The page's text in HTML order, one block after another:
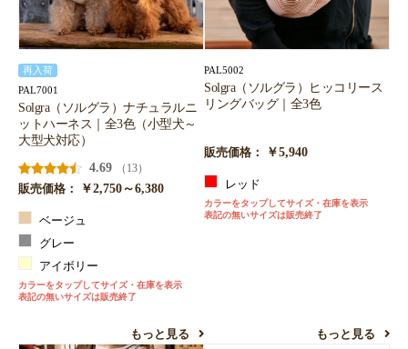
再入荷
PAL7001
Solgra（ソルグラ）ナチュラルニ
ットハーネス｜全3色（小型犬～
大型犬対応）
4.69
（13）
販売価格：
￥2,750～6,380
ベージュ
グレー
アイボリー
カラーをタップしてサイズ・在庫を表示
表記の無いサイズは販売終了
もっと見る
PAL5002
Solgra（ソルグラ）ヒッコリース
リングバッグ｜全3色
販売価格： ￥5,940
レッド
カラーをタップしてサイズ・在庫を表示
表記の無いサイズは販売終了
もっと見る